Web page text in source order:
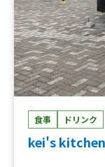
食事 ドリンク
kei's kitchen